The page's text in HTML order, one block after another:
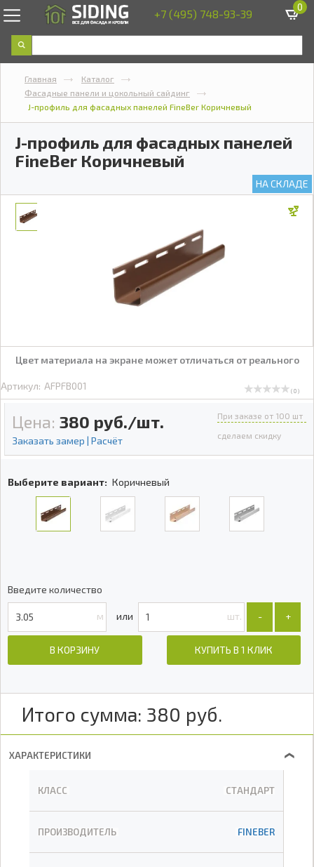
+7 (495) 748-93-39 0
Главная
Каталог
Фасадные панели и цокольный сайдинг
J-профиль для фасадных панелей FineBer Коричневый
J-профиль для фасадных панелей
FineBer Коричневый
НА СКЛАДЕ
Цвет материала на экране может отличаться от реального
Артикул: AFPFB001 ( 0 )
Цена: 380 руб./шт.
Заказать замер | Расчёт
При заказе от 100 шт
сделаем скидку
Выберите вариант: Коричневый
Введите количество
м шт. +
-
В КОРЗИНУ КУПИТЬ В 1 КЛИК
Итого сумма: 380 руб.
ХАРАКТЕРИСТИКИ ❯
КЛАСС СТАНДАРТ
ПРОИЗВОДИТЕЛЬ FINEBER